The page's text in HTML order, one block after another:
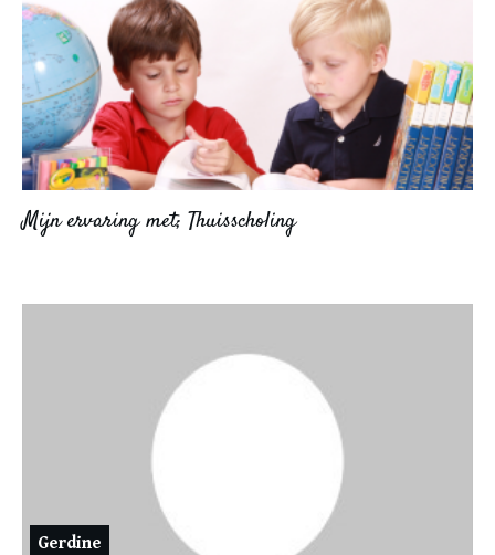
Mijn ervaring met; Thuisscholing
Gerdine